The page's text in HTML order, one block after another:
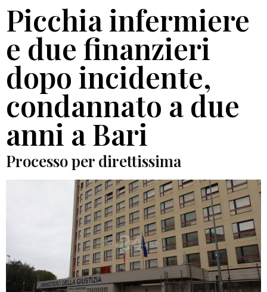
Picchia infermiere
e due finanzieri
dopo incidente,
condannato a due
anni a Bari
Processo per direttissima